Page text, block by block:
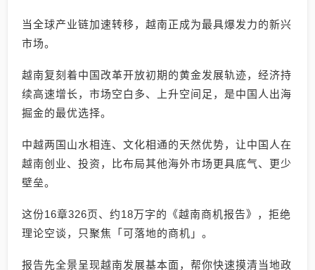
当全球产业链加速转移，越南正成为最具爆发力的新兴
市场。
越南复刻着中国改革开放初期的黄金发展轨迹，经济持
续高速增长，市场空白多、上升空间足，是中国人出海
掘金的最优选择。
中越两国山水相连、文化相通的天然优势，让中国人在
越南创业、投资，比布局其他海外市场更具底气、更少
壁垒。
这份16章326页、约18万字的《越南商机报告》，拒绝
理论空谈，只聚焦「可落地的商机」。
报告先全景呈现越南发展基本面，帮你快速摸清当地政